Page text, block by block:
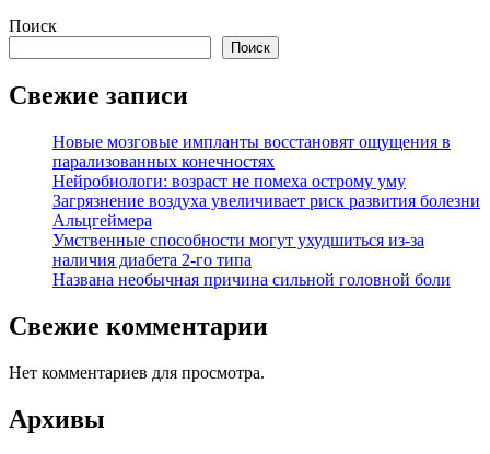
Поиск
Поиск
Свежие записи
Новые мозговые импланты восстановят ощущения в
парализованных конечностях
Нейробиологи: возраст не помеха острому уму
Загрязнение воздуха увеличивает риск развития болезни
Альцгеймера
Умственные способности могут ухудшиться из-за
наличия диабета 2-го типа
Названа необычная причина сильной головной боли
Свежие комментарии
Нет комментариев для просмотра.
Архивы